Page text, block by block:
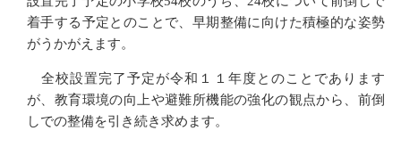
着手する予定とのことで、早期整備に向けた積極的な姿勢
がうかがえます。
全校設置完了予定が令和１１年度とのことであります
が、教育環境の向上や避難所機能の強化の観点から、前倒
しでの整備を引き続き求めます。